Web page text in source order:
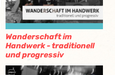
Wanderschaft im
Handwerk - traditionell
und progressiv